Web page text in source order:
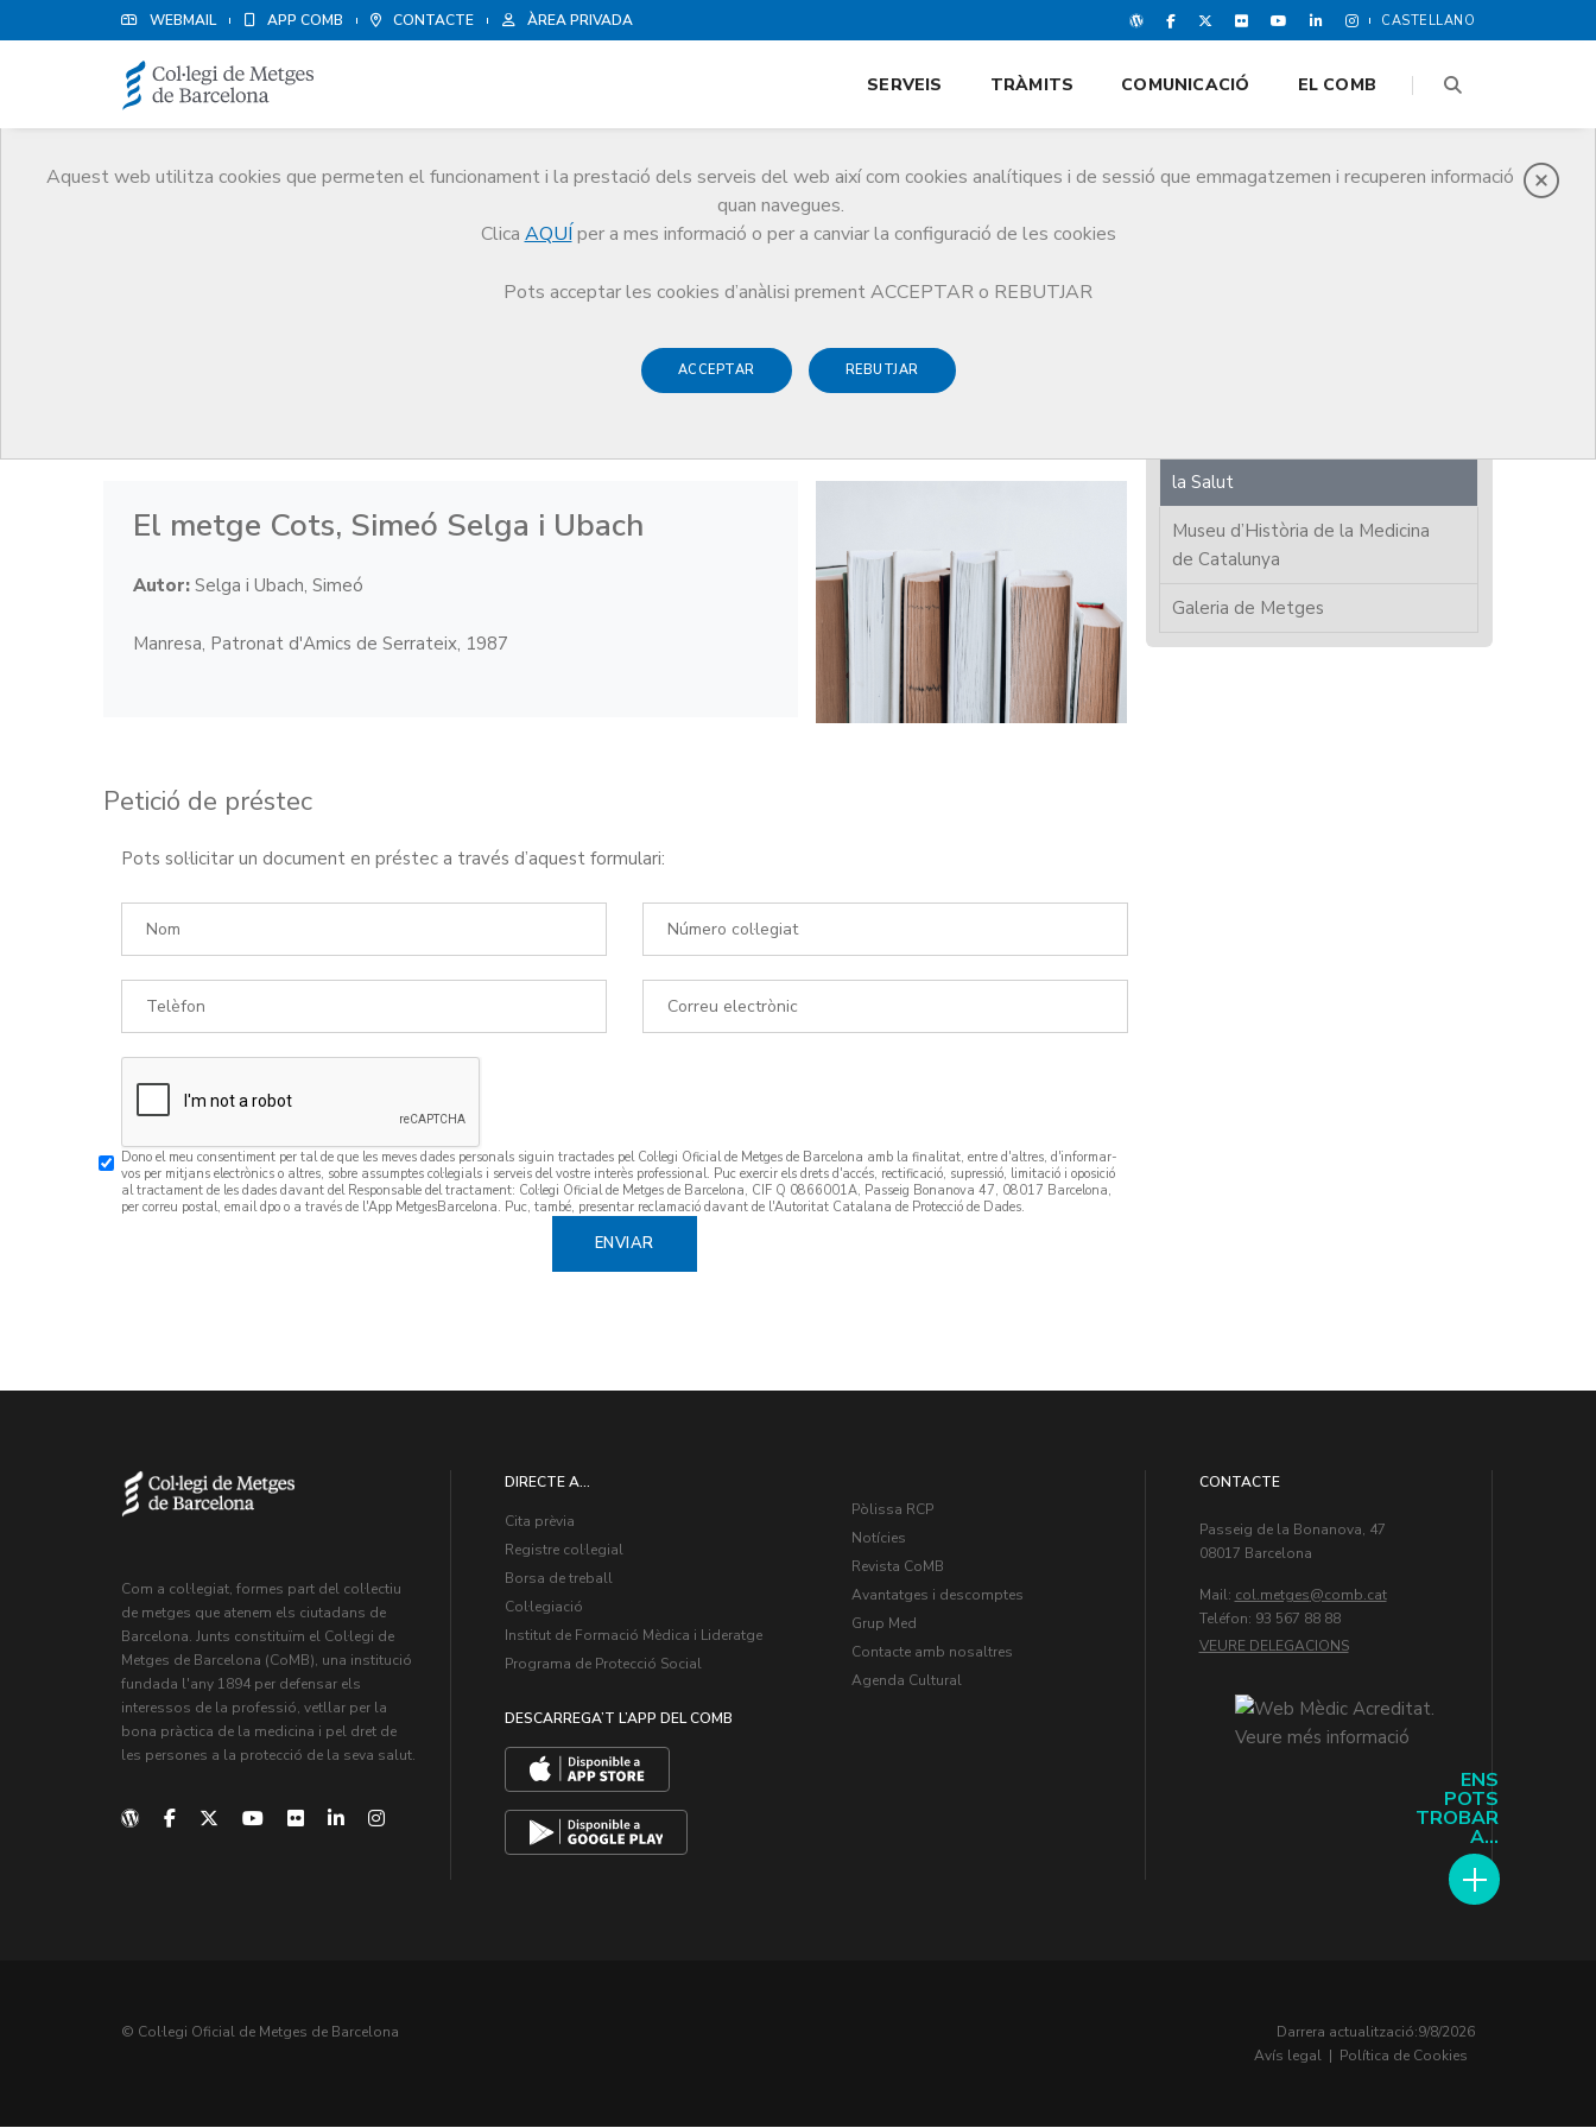
WEBMAIL APP COMB CONTACTE ÀREA PRIVADA CASTELLANO
Aquest web utilitza cookies que permeten el funcionament i la prestació dels serveis del web així com cookies analítiques i de sessió que emmagatzemen i recuperen informació
quan navegues.
Clica AQUÍ per a mes informació o per a canviar la configuració de les cookies
Pots acceptar les cookies d’anàlisi prement ACCEPTAR o REBUTJAR
ACCEPTAR REBUTJAR
SERVEIS TRÀMITS COMUNICACIÓ EL COMB
Arxiu Històric de les Ciències de la Salut
El metge Cots, Simeó Selga i Ubach
Autor: Selga i Ubach, Simeó
Manresa, Patronat d'Amics de Serrateix, 1987
Petició de préstec
Pots sol·licitar un document en préstec a través d’aquest formulari:
Dono el meu consentiment per tal de que les meves dades personals siguin tractades pel Col·legi Oficial de Metges de Barcelona amb la finalitat, entre d'altres, d'informar-
vos per mitjans electrònics o altres, sobre assumptes col·legials i serveis del vostre interès professional. Puc exercir els drets d'accés, rectificació, supressió, limitació i oposició
al tractament de les dades davant del Responsable del tractament: Col·legi Oficial de Metges de Barcelona, CIF Q 0866001A, Passeig Bonanova 47, 08017 Barcelona,
per correu postal, email dpo o a través de l'App MetgesBarcelona. Puc, també, presentar reclamació davant de l'Autoritat Catalana de Protecció de Dades.
Arxiu històric de les Ciències de
la Salut
Museu d’Història de la Medicina
de Catalunya
Galeria de Metges
ENS
POTS
TROBAR
A...
Com a col·legiat, formes part del col·lectiu
de metges que atenem els ciutadans de
Barcelona. Junts constituïm el Col·legi de
Metges de Barcelona (CoMB), una institució
fundada l'any 1894 per defensar els
interessos de la professió, vetllar per la
bona pràctica de la medicina i pel dret de
les persones a la protecció de la seva salut.
DIRECTE A...
Cita prèvia
Registre col·legial
Borsa de treball
Col·legiació
Institut de Formació Mèdica i Lideratge
Programa de Protecció Social
DESCARREGA’T L’APP DEL COMB
Pòlissa RCP
Notícies
Revista CoMB
Avantatges i descomptes
Grup Med
Contacte amb nosaltres
Agenda Cultural
CONTACTE
Passeig de la Bonanova, 47
08017 Barcelona
Mail: col.metges
Teléfon: 93 567 88 88
VEURE DELEGACIONS
© Col·legi Oficial de Metges de Barcelona Darrera actualització:9/8/2026
Avís legal | Política de Cookies